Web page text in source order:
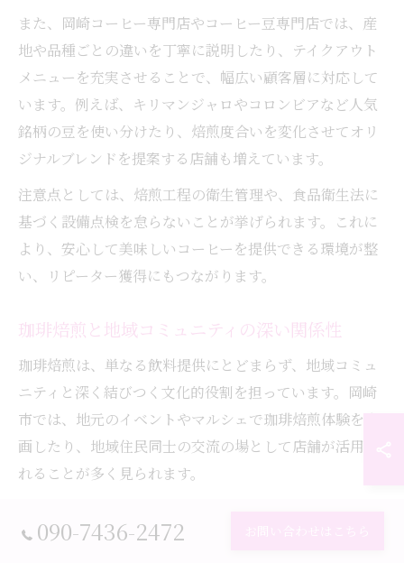
また、岡崎コーヒー専門店やコーヒー豆専門店では、産
地や品種ごとの違いを丁寧に説明したり、テイクアウト
メニューを充実させることで、幅広い顧客層に対応して
います。例えば、キリマンジャロやコロンビアなど人気
銘柄の豆を使い分けたり、焙煎度合いを変化させてオリ
ジナルブレンドを提案する店舗も増えています。
注意点としては、焙煎工程の衛生管理や、食品衛生法に
基づく設備点検を怠らないことが挙げられます。これに
より、安心して美味しいコーヒーを提供できる環境が整
い、リピーター獲得にもつながります。
珈琲焙煎と地域コミュニティの深い関係性
珈琲焙煎は、単なる飲料提供にとどまらず、地域コミュ
ニティと深く結びつく文化的役割を担っています。岡崎
市では、地元のイベントやマルシェで珈琲焙煎体験を企
画したり、地域住民同士の交流の場として店舗が活用さ
れることが多く見られます。
ことで、珈琲の奥深さを伝えながら地域コミュニティの
090-7436-2472